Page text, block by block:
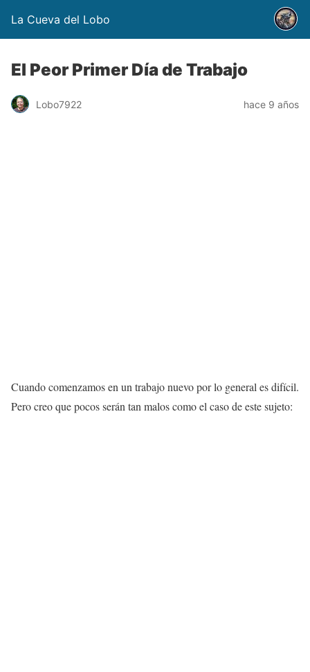
La Cueva del Lobo
El Peor Primer Día de Trabajo
Lobo7922 hace 9 años
Cuando comenzamos en un trabajo nuevo por lo general es difícil.
Pero creo que pocos serán tan malos como el caso de este sujeto: